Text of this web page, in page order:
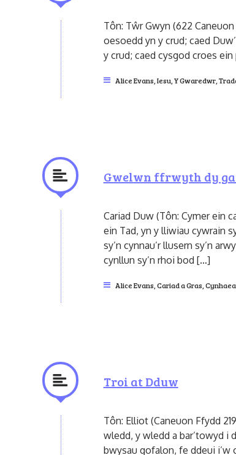
Tôn: Tŵr Gwyn (622
oesoedd yn y crud; caed
y crud; caed cysgod croes
Alice Evans Iesu, Y Gwaredwr,
Gwelwn ffrwyth dy
Cariad Duw (Tôn: Cymer ein
ein Tad, yn y lliwiau cywrain
sy’n cynnau’r llusern sy’n
cynllun sy’n rhoi bod […]
Alice Evans Cariad a Gras
Troi at Dduw
Tôn: Elliot (Caneuon Ffydd
wledd, y wledd a bar’towyd i
bwysau gofalon, fe ddeui i’w